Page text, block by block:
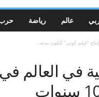
رياضة عالم
“فيلم كوني” للكون مدته...
في العالم